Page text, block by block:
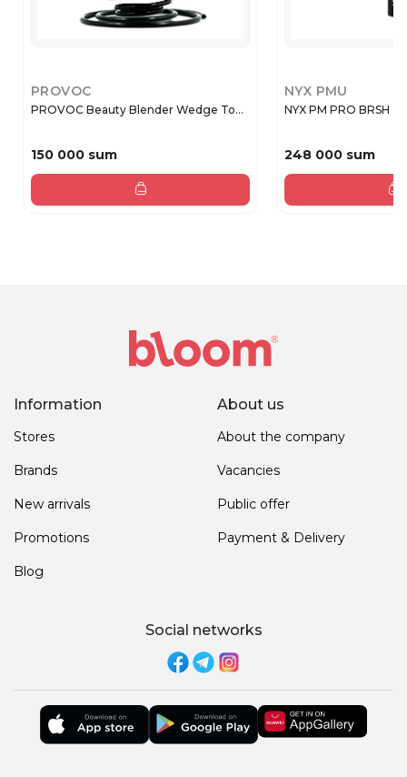
PROVOC
PROVOC Beauty Blender Wedge To...
150 000 sum
NYX PMU
NYX PM PRO BRSH -
248 000 sum
Information
Stores
Brands
New arrivals
Promotions
Blog
About us
About the company
Vacancies
Public offer
Payment & Delivery
Social networks